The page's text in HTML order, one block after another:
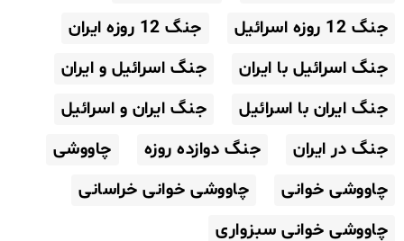
جنگ 12 روزه اسرائیل
جنگ 12 روزه ایران
جنگ اسرائیل با ایران
جنگ اسرائیل و ایران
جنگ ایران با اسرائیل
جنگ ایران و اسرائیل
جنگ در ایران
جنگ دوازده روزه
چاووشی
چاووشی خوانی
چاووشی خوانی خراسانی
چاووشی خوانی سبزواری